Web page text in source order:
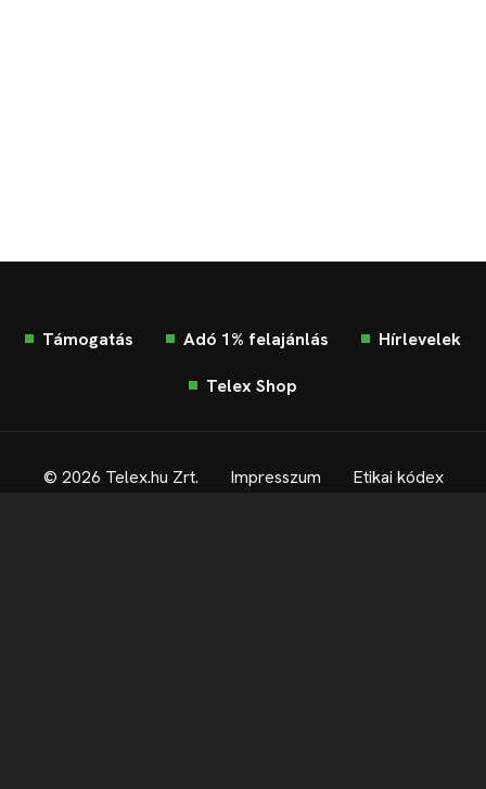
Támogatás Adó 1% felajánlás Hírlevelek
Telex Shop
© 2026 Telex.hu Zrt. Impresszum Etikai kódex